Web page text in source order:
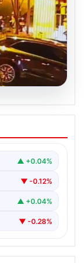
Silahlı
olayda,
▲ +0.04%
▼ -0.12%
▲ +0.04%
▼ -0.28%